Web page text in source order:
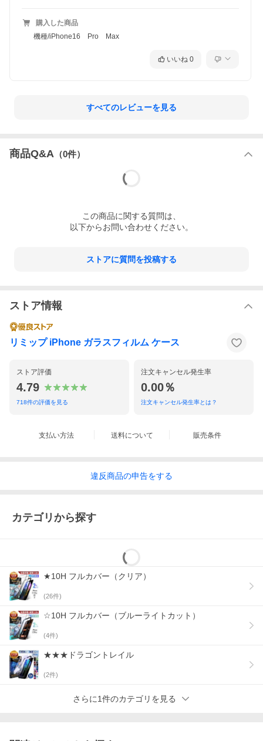
購入した商品
機種/iPhone16 Pro Max
いいね 0
すべてのレビューを見る
商品Q&A （0件）
この商品に関する質問は、
以下からお問い合わせください。
ストアに質問を投稿する
ストア情報
リミップ iPhone ガラスフィルム ケース
ストア評価
4.79
718件の評価を見る
注文キャンセル発生率
0.00％
注文キャンセル発生率とは？
支払い方法 送料について 販売条件
違反商品の申告をする
カテゴリから探す
★10H フルカバー（クリア）
(26件)
☆10H フルカバー（ブルーライトカット）
(4件)
★★★ドラゴントレイル
(2件)
さらに1件のカテゴリを見る